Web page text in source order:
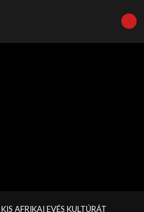
AFRIKAI EVÉS KULTÚRÁT